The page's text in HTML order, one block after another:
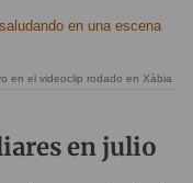
en el videoclip rodado en Xàbia
en julio